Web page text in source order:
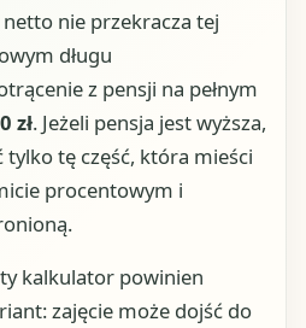
nie przekracza tej
długu
z pensji na pełnym
0 zł. Jeżeli pensja jest wyższa,
tę część, która mieści
procentowym i
kalkulator powinien
zajęcie może dojść do